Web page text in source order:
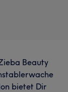
Beauty
bietet Dir